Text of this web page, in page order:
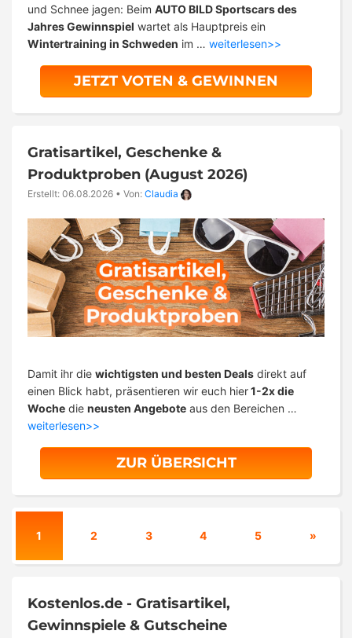
und Schnee jagen: Beim AUTO BILD Sportscars des
Jahres Gewinnspiel wartet als Hauptpreis ein
Wintertraining in Schweden im … weiterlesen>>
JETZT VOTEN & GEWINNEN
Gratisartikel, Geschenke &
Produktproben (August 2026)
Erstellt: 06.08.2026 • Von: Claudia
Damit ihr die wichtigsten und besten Deals direkt auf
einen Blick habt, präsentieren wir euch hier1-2x die
Woche die neusten Angebote aus den Bereichen …
weiterlesen>>
ZUR ÜBERSICHT
1 2 3 4 5 »
Kostenlos.de - Gratisartikel,
Gewinnspiele & Gutscheine